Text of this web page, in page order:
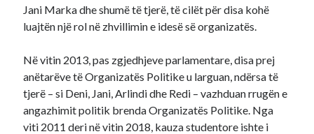
Jani Marka dhe shumë të tjerë, të cilët për disa kohë
luajtën një rol në zhvillimin e idesë së organizatës.
Në vitin 2013, pas zgjedhjeve parlamentare, disa prej
anëtarëve të Organizatës Politike u larguan, ndërsa të
tjerë – si Deni, Jani, Arlindi dhe Redi – vazhduan rrugën e
angazhimit politik brenda Organizatës Politike. Nga
viti 2011 deri në vitin 2018, kauza studentore ishte i